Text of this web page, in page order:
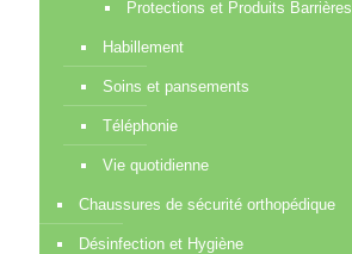
Protections et Produits Barrières
Habillement
Soins et pansements
Téléphonie
Vie quotidienne
Chaussures de sécurité orthopédique
Désinfection et Hygiène